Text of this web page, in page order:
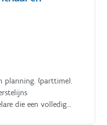
planning. (parttime).
die een volledig